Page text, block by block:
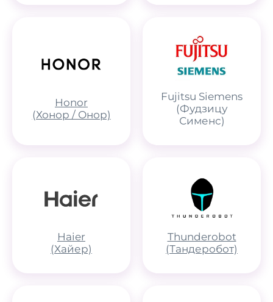
Honor
(Хонор / Онор)
Fujitsu Siemens
(Фудзицу
Сименс)
Haier
(Хайер)
Thunderobot
(Тандеробот)